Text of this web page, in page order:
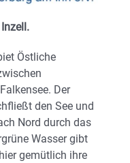
Östliche
Der
den See und
Nord durch das
Wasser gibt
gemütlich ihre